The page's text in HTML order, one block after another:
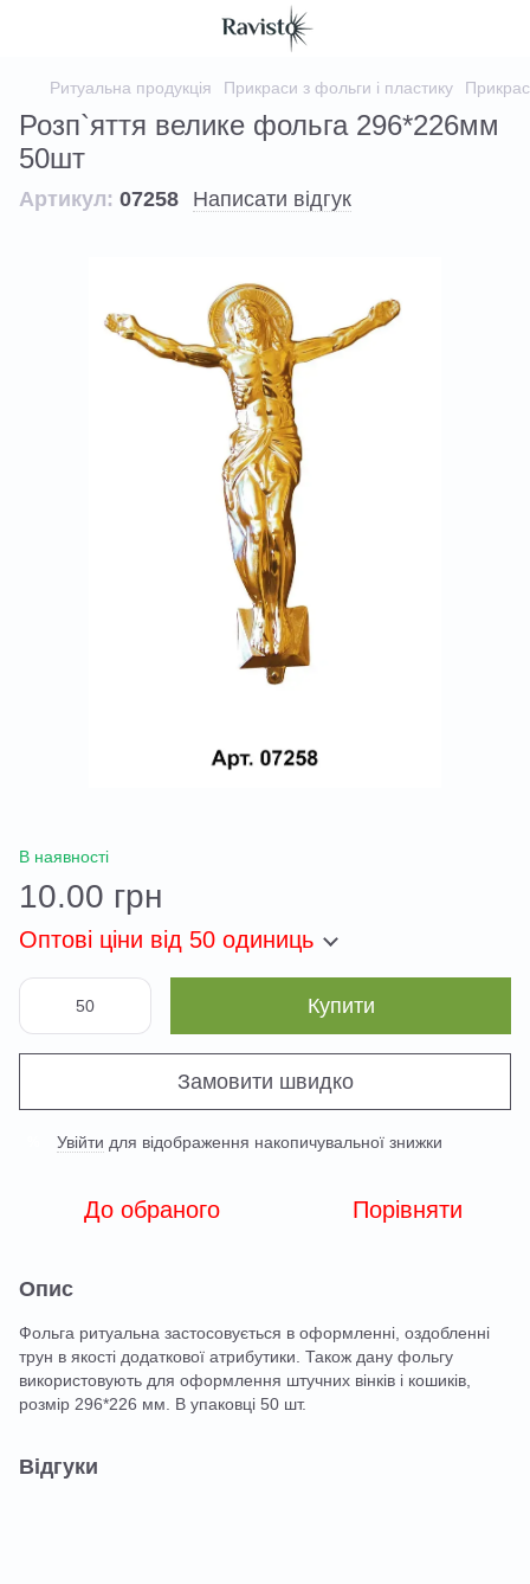
Ритуальна продукція Прикраси з фольги і пластику
Розп`яття велике фольга 296*226мм
50шт
Артикул: 07258 Написати відгук
В наявності
10.00 грн
Оптові ціни від 50 одиниць
Купити
Замовити швидко
Увійти для відображення накопичувальної знижки
До обраного Порівняти
Опис
Фольга ритуальна застосовується в оформленні, оздобленні
трун в якості додаткової атрибутики. Також дану фольгу
використовують для оформлення штучних вінків і кошиків,
розмір 296*226 мм. В упаковці 50 шт.
Відгуки